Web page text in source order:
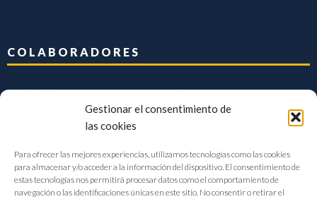
Gestionar el consentimiento de
las cookies
Para ofrecer las mejores experiencias, utilizamos tecnologías como las cookies
para almacenar y/o acceder a la información del dispositivo. El consentimiento de
estas tecnologías nos permitirá procesar datos como el comportamiento de
navegación o las identificaciones únicas en este sitio. No consentir o retirar el
COLABORADORES